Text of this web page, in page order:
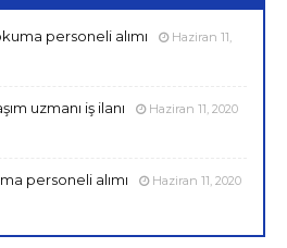
personeli alımı
Haziran 11,
uzmanı iş ilanı Haziran 11, 2020
personeli alımı Haziran 11, 2020